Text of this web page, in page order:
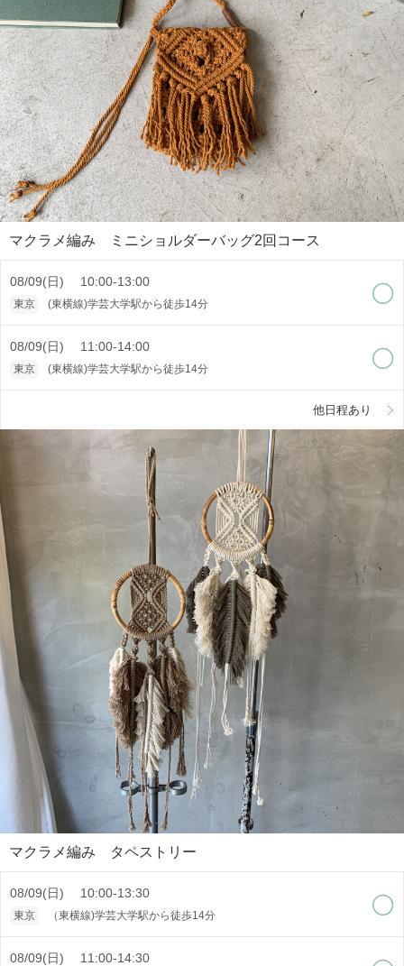
マクラメ編み ミニショルダーバッグ2回コース
08/09(日) 10:00-13:00
東京 (東横線)学芸大学駅から徒歩14分
08/09(日) 11:00-14:00
東京 (東横線)学芸大学駅から徒歩14分
他日程あり
マクラメ編み タペストリー
08/09(日) 10:00-13:30
東京 （東横線)学芸大学駅から徒歩14分
08/09(日) 11:00-14:30